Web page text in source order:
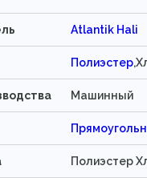
Atlantik Hali
Полиэстер
Машинный
Полиэстер